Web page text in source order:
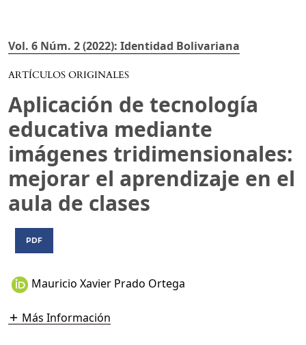
Vol. 6 Núm. 2 (2022): Identidad Bolivariana
ARTÍCULOS ORIGINALES
Aplicación de tecnología
educativa mediante
imágenes tridimensionales:
mejorar el aprendizaje en el
aula de clases
PDF
Mauricio Xavier Prado Ortega
Más Información